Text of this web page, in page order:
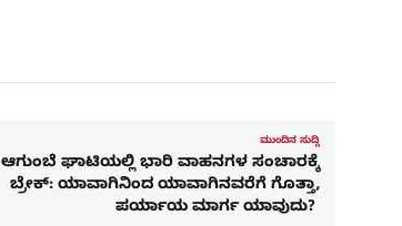
ಮುಂದಿನ ಸುದ್ದಿ
ಆಗುಂಬೆ ಘಾಟಿಯಲ್ಲಿ ಭಾರಿ ವಾಹನಗಳ ಸಂಚಾರಕ್ಕೆ
ಬ್ರೇಕ್: ಯಾವಾಗಿನಿಂದ ಯಾವಾಗಿನವರೆಗೆ ಗೊತ್ತಾ,
ಪರ್ಯಾಯ ಮಾರ್ಗ ಯಾವುದು?